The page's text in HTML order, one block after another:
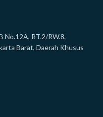
No.12A, RT.2/RW.8,
Barat, Daerah Khusus